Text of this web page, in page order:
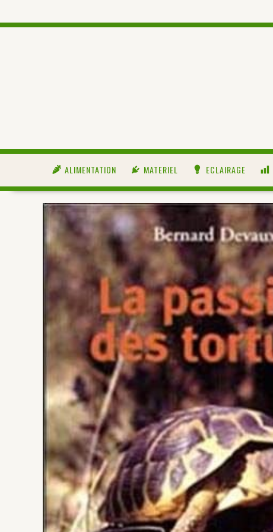
ALIMENTATION MATERIEL ECLAIRAGE